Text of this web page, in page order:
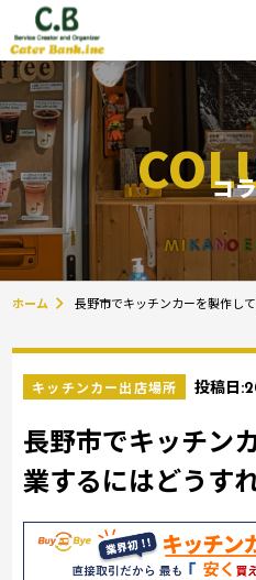
コ
ホーム 長野市でキッチンカーを製作し
キッチンカー出店場所 投稿日:
長野市でキッチン
業するにはどうす